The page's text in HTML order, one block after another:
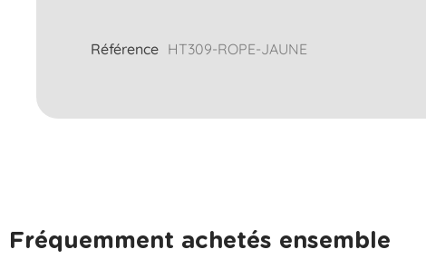
Référence HT309-ROPE-JAUNE
Fréquemment achetés ensemble